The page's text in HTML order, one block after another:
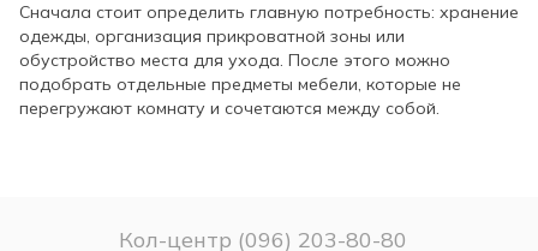
Сначала стоит определить главную потребность: хранение
одежды, организация прикроватной зоны или
обустройство места для ухода. После этого можно
подобрать отдельные предметы мебели, которые не
перегружают комнату и сочетаются между собой.
Кол-центр (096) 203-80-80